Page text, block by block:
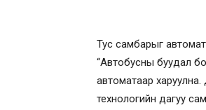
Тус самбарыг
“Автобусны буудал
автоматаар харуулна.
технологийн дагуу